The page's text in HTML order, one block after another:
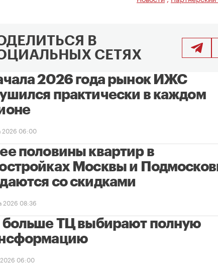
В
СЕТЯХ
2026 года рынок ИЖС
практически в каждом
2026 06:00
половины квартир в
Москвы и
со скидками
2026 08:36
больше ТЦ выбирают полную
06:00